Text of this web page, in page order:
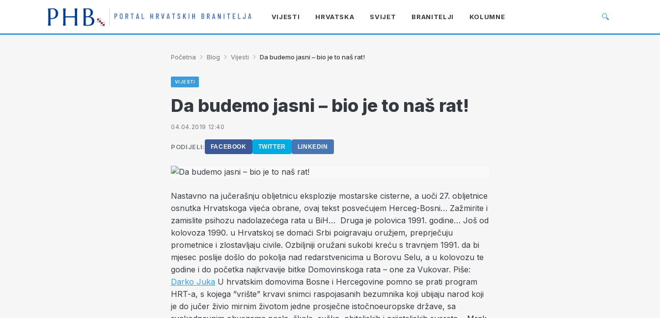
VIJESTI HRVATSKA SVIJET BRANITELJI KOLUMNE 🔍
Početna › Blog › Vijesti › Da budemo jasni – bio je to naš rat!
VIJESTI
Da budemo jasni – bio je to naš rat!
04.04.2019 12:40
PODIJELI: FACEBOOK TWITTER LINKEDIN
Nastavno na jučerašnju obljetnicu eksplozije mostarske cisterne, a uoči 27. obljetnice
osnutka Hrvatskoga vijeća obrane, ovaj tekst posvećujem Herceg-Bosni… Zažmirite i
zamislite psihozu nadolazećega rata u BiH… Druga je polovica 1991. godine… Još od
kolovoza 1990. u Hrvatskoj se domaći Srbi poigravaju oružjem, preprječuju
prometnice i zlostavljaju civile. Ozbiljniji oružani sukobi kreću s travnjem 1991. da bi
mjesec poslije došlo do pokolja nad redarstvenicima u Borovu Selu, a u kolovozu te
godine i do početka najkrvavije bitke Domovinskoga rata – one za Vukovar. Piše:
Darko Juka U hrvatskim domovima Bosne i Hercegovine pomno se prati program HRT-a, s kojega ”vrište” krvavi snimci raspojasanih bezumnika koji ubijaju narod koji je do jučer živio mirnim životom jedne prosječne istočnoeuropske države, sa svakodnevnim obvezama posla, škole, ručka, obiteljskih i prijateljskih susreta… Mrak se navukao nad ovaj dio europskoga neba i više ništa nije bilo isto…Malobrojni su se i tada uvjeravali kako će sve to zaobići BiH, premda su joj se granice, pritisnute zlogukom silom JNA i srpskih paravojnih postrojbi u plamtećoj Hrvatskoj, tada doimale tješnjima nego ikada prije. No, oni kojima su otvorili oči tenkovi s Pologa, iz svibnja 1991. godine, ona armada koja je iz Mostara krenula pomoći uspostavljanju nedosanjane velikosrpske zapadne granice na crti Karlobag-Ogulin-Karlovac-Virovitica… oni koje je razbudio neuspjeli desant JNA na Bilama, poviše Mostara, od 20. rujna iste godine, kada su u Hercegovinu iz Srbije ušli dijelovi Užičkoga i Titogradskog korpusa JNA… čak i oni koji su spoznali stvarnost tek 2. listopada 1991. kada je Ravno sravnjeno sa zemljom i spaljeno zajedno s njegovim radno i borbeno nesposobnim pukom… oni su se krenuli organizirati i samostalno pripremati obranu u ratu koji nisu tražili, ali koji je već bio prešao prag Bosne i Hercegovine.Zašto? Zato što je u Ravnomu bosanskohercegovačke civile (Hrvate), seljane koji su dan prije hranili stoku i pripremali ogrjev za zimu koju nisu dočekali, pobila regularna vojska SFRJ kojoj je BiH još uvijek pripadala, a koja je krenula od Hrvatske odsjeći Dubrovnik.Zato što je 6. listopada 1991. godine, dan nakon završetka krvavoga pira u Ravnomu, predsjednik Predsjedništva BiH Alija Izetbegović uputio proglas u programu TV Sarajevo, poručivši: ”…vaše je pravo i dužnost, građana BiH, da se ne odazivate na mobilizaciju, ni na poziv da učestvujete u građanskom ratu. (…) Zapamtite, ovo nije naš rat. (…) Pomozite nam, dakle, zajedno sa nama učinite sve da sačuvamo mirnu Bosnu.”!Dakle, savezna je republika BiH napadnuta, njezini civili masakrirani, a pričuvne postrojbe JNA s prostora Crne Gore i Srbije raspoređivale su se istočnom stranom Hercegovine, sve do neretvanskih obala…. U Vukovaru su pijani zločinci šutirali mrtva tijela civila i branitelja grada i, pjevajući, od Slobodana tražili salate za ”hrvatsko meso” koje se slagalo na hrpe… Više nije bilo dvojbi o tomu koji će se užas svaki tren sručiti na nacionalno najmješovitiju republiku bivše Jugoslavije, s tenzijama koje su rasle još od 1986. i Memoranduma SANU-a, a napose od 1989. i Miloševićeva govora na Gazimestanu… No, prvi čovjek službene bh. vlasti, čovjek kojeg su Hrvati poslušali i propustili tenkove s Pologa (ipak, što je iznimno bitno, omogućivši tim zastojem uspostavu obrane Kupresa i Splita), tih se istih Hrvata i jugoistoka svoje zemlje javno odrekao, kao zločesta maćeha svoje siročadi, prepustivši ih nemilosti razularenih četnika (kako su se sami nazivali). Ovoliki uvod jer želim podsjetiti one kojima je nejasno i one koji uporno nastoje doznati što sve papir nekih sarajevskih tiskovina može otrpjeti (ali i one koji znadu na to nasjesti), zašto su Hrvati 18. studenog 1991. osnovali Hrvatsku zajednicu Herceg-Bosnu, zašto su 8. travnja 1992. osnovali Hrvatsko vijeće obrane (prvu ustrojenu regularnu oružanu silu otpora agresiji na BiH) i poučiti ih kako smo 28. kolovoza 1993. reorganizirali HZHB u Republiku unutar BiH, slijedeći smjernice međunarodnoga Owen-Stoltenbergova plana! – Organizirali smo se jer nam je Vlada naše države okrenula leđa u jednom od najtežih trenutaka u povijesti suvremene BiH!- Organizirali smo se kako nas ne bi pobili! – Organizirali smo se kako BiH ne bi postala dijelom velikosrpskoga političkog ozemlja!- Organizirali smo se kako nesrpski narodi u BiH ne bi postali mrtvo meso za salatu na Slobodanovu, Radovanovu, Ratkovu i Dobričinu stolu užasa!U Odluci o uspostavi HZHB stoji kako će HZHB poštovati demokratski izabranu vlast Republike BiH sve dok postoji državna neovisnost BiH, u odnosu na bivšu ili svaku drugu Jugoslaviju!Na dan osnutka Herceg-Bosne pao je Vukovar, a dva dana poslije dogodila se i Ovčara. Ni pet mjeseci kasnije krenula je sveopća srpsko-crnogorska agresija na BiH i slomila zube upravo na HVO-u. Lipanjske zore iz 1992. prvom su pobjedom nad srpskom armadom u BiH uopće – izvojevao ju je HVO! Na upit: ”Zašto Herceg-Bosna u ovomu trenutku?”, njezin je prvi predsjednik Mate Boban tada medijima odgovorio: ”Bosna ponosna prestala je biti ponosna. Njenim cestama, željeznicom, eterom njenim kruži zlo. Ona je okupirana. Hrvatski narod, ponosan narod, morao je učiniti nešto da u tome ne sudjeluje, da da do znanja da to ne želi.”. Toliko o samomu ratu i o nastanku zajednice čijom su svrhom bili i ostali: život, obrana i opstanak! Ne, Herceg-Bosna nije bila niti separatističkom niti paradržavnom tvorevinom, a još je manje bila onim, zloćudno imenovanim, zločinačkim pothvatom. Ona je bila i ostala okvirom i jamstvom spasa, opstanka, preživljavanja i slobode ne samo Hrvata, nego svih njezinih građana. Tamo u BiH gdje joj vlast i vojna sila nisu dosezale, danas Hrvata više nema niti za jedan cjelovit postotak u popisu pučanstva.HR Herceg-Bosna je, uz Republiku Hrvatsku i Republiku BiH, bila supotpisnicom Vašingtonskoga sporazuma, kojim je ustrojena Federacija BiH, te je supotpisnicom i usvajanja Ustava Federacije BiH. Prestala je postojati 14. kolovoza 1996. godine, svojom odlukom o ukidanju, kojom su sve ovlasti Vlade HRHB prenesene na Vladu FBiH, a Vlada FBiH punopravnim i ravnopravnim priznala svu dokumentaciju, sudske i državne odluke, kao i sva djelovanja tijela HRHB i RBiH! Isto se dogodilo i s njihovim oružanim sastavnicama (HVO i Armija RBiH) koje su, po završetku rata, ravnopravno ušle u sastav Vojske FBiH koja je, pak, 2005. godine, s Vojskom RS-a, ravnopravno ušla u sastav Oružanih snaga BiH. Nazivanje paradržavom Republike BiH, Hrvatske Republike Herceg-Bosne ili Republike Srpske, nazivanje paravojskom Armije RBiH, HVO-a ili Vojske RS-a (da postoji stvarna državna moć i vladavina zakona) podložno je pravnomu gonjenju i kažnjavanju, kao djelo povrjede državnoga suvereniteta, dostojanstva i pravnoga uređenja BiH. Činjenica da to u stvarnosti nije tako objašnjava tako snažnu nostalgiju i tako snažno žaljenje Hrvata u BiH za nestankom Herceg-Bosne s političkoga zemljovida. Preskočit ću podrobno nabrajati što to danas Hrvati nemaju na polju politike, gospodarstva, kulture, obrane, umjetnosti, medija, školstva, zdravstva, športa – na polju ravnopravnosti i nacionalnoga identiteta. Navesti ću, zato, što je izgubljeno nasljedstvo, izgubljena ostavština Herceg-Bosne, čija je Vlada, osim na obranu u tim vremenima krvave borbe za život, iskoračila u puno više… Herceg-Bosna je imala svoj grb i svoju zastavu koji su danas, službeno, zastavom i grbom hrvatskoga naroda u BiH i, kao takovi, nepovrjedivi u očima Zakona. Imala je svoje pečate, dokumente, iskaznice, svjedodžbe, diplome, povelje, potvrde, automobilske pločice i – povrh svega – svoje dostojanstvo i nemjerljivo poštivanje i ljubav naroda koji joj je pripadao.Herceg-Bosna je ustrojila svoju vladu, svoj civilni i vojni pravosudni sustav, državne urede, agencije, uprave i zavode, svoj financijski, bankarski i gospodarski sustav… Osposobila je, u jeku rata 1992. godine, porušene prometnice, održala željeznički promet Čapljina-Ploče, povezala uništeni energetski, brzoglasni i poštanski sustav, uspostavila sustav zdravstva, školstva i socijalne skrbi… Osnovala je Željeznice HB, Ceste HB, Poštu i telekomunikacije HB, Elektroprivredu HB, Šume HB, Vodoprivredu HB… U vrtlogu razaračke snage bespoštednoga rata, već je 1992. obnovila rad dječjih vrtića, osnovnih i srednjih škola i ustrojila Sveučilište u Mostaru. Osigurala je rad Ratne bolnice Mostar, domova zdravlja i ljekarni, uspostavila središta za socijalni rad, Crveni križ HB, Vatrogasni savez HB, staračke domove… Herceg-Bosna je obnovila rad HŠK Zrinjskoga, pokrenuvši osnutak čitavoga niza športskih klubova. Osnovala je Nogometni savez HB i Prvu nogometnu ligu HR Herceg-Bosne, održavši 1994. i prvo nogometno prvenstvo u BiH od početka rata uopće. Nogometna je reprezentacija Herceg-Bosne 1996. odigrala i jedan međunarodni susret, protiv Paragvaja, kojega FIFA bilježi kao službeni nastup. Košarkaški savez HB osnovao je Košarkašku ligu HB, a djelovali su i Prva rukometna liga HB, Prva šahovska liga HB, Prvenstvo HB u boćanju, Prvenstvo HB u kuglanju…Kada su brojni mediji u BiH utihnuli, Hrvati su stvorili snažne tiskane i elektroničke medije – Hrvatska radiopostaja Mostar izrasla je u znamen otpora agresiji na BiH u cjelini, a Televizija HB otvorila je put Hrvatima ispričati svijetu svoju stranu priče surovoga rata i obrane. Obnovljen je i HKD Napredak, obnovljeno HGPD Hrvoje, ustrojeni Narodna knjižnica, HDHS Kosača, Hrvatsko narodno kazalište u Mostaru, Društvo hrvatskih književnika HB, Društvo likovnih stvaratelja HB, Zavod za zaštitu spomenika kulture HB, Arhiv i Muzej HB, obnovljen je rad Simfonijskoga orkestra Mostar, Umjetničke galerije, Lutkarskoga kazališta Mostar… Svaka od pobrojanih ustanova i organizacija dala je svoj nemjerljiv obol očuvanju i obnovi života i nadgradnji hrvatskoga nacionalnog identiteta u BiH, a kroz činjenicu da su mostarski lutkari (dok su neprijatelji sijali smrt) izvodili predstave po vrtićima, bolnicama i skloništima za ranjenu, prognanu i izbjeglu djecu, ispričana je cjelokupna priča o neslomljivomu hrvatskom hercegbosanskom duhu. Hrvatsko je vijeće obrane branilo i obranilo ove krajeve, obranilo je cjelovitost Bosne i Hercegovine, ljudski život i pravo na njega! Herceg-Bosna nam je podarila okvir očuvanja i nadgradnje nacionalnoga identiteta, njegovanja svoje prošlosti i izgradnje budućnosti! Samo zato što je Herceg-Bosna postojala i samo zato što je svaki onaj vojnik s grbom HVO-a na ramenu odlučio kako je njegov život manje bitan od budućega života njegova djeteta – nismo svi ovdje postali mrtvim m